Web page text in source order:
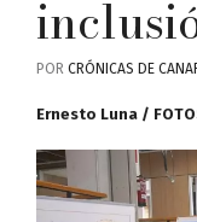
POR CRÓNICAS DE
Ernesto Luna /